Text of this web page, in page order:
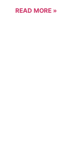
READ MORE »